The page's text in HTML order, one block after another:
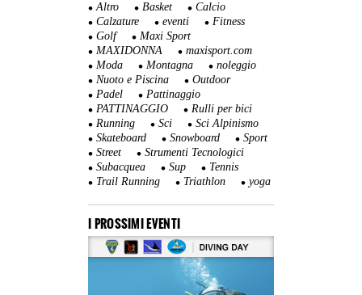
Altro Basket
Calcio
Calzature
eventi
Fitness
Golf
Maxi Sport
MAXIDONNA
maxisport.com
Moda
Montagna
noleggio
Nuoto e Piscina
Outdoor
Padel
Pattinaggio
PATTINAGGIO
Rulli per bici
Running
Sci
Sci Alpinismo
Skateboard
Snowboard
Sport
Street
Strumenti Tecnologici
Subacquea
Sup
Tennis
Trail Running
Triathlon yoga
I PROSSIMI EVENTI